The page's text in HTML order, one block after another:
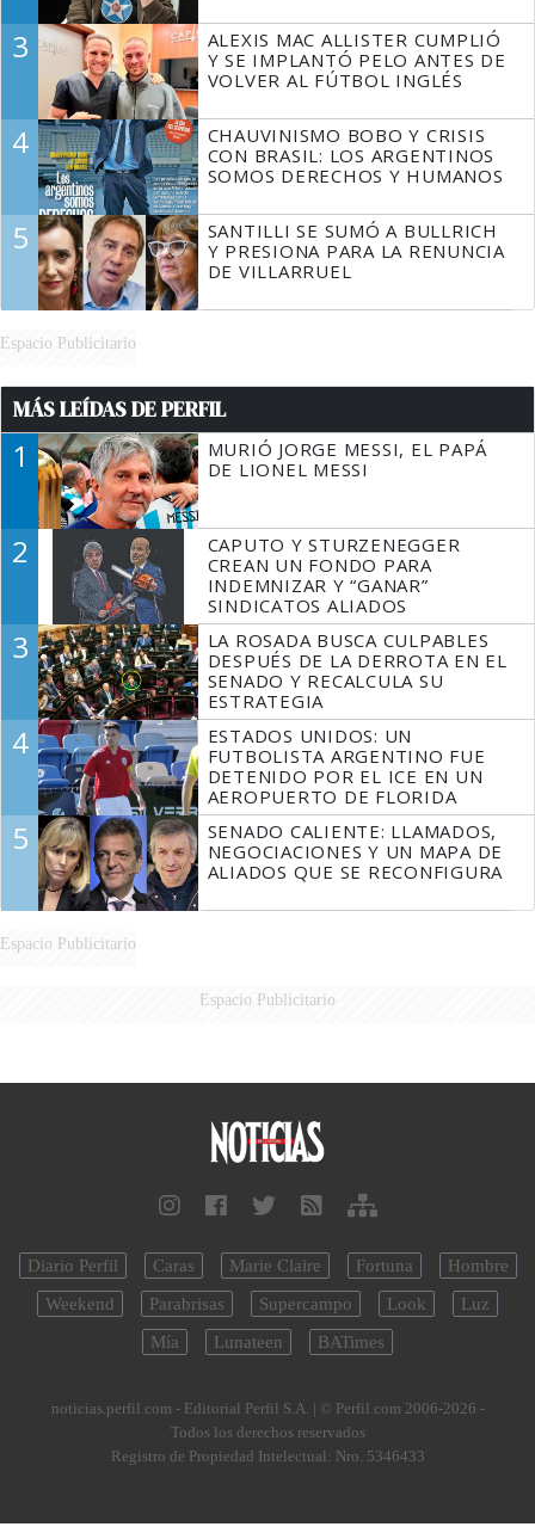
3
ALEXIS MAC ALLISTER CUMPLIÓ
Y SE IMPLANTÓ PELO ANTES DE
VOLVER AL FÚTBOL INGLÉS
4
CHAUVINISMO BOBO Y CRISIS
CON BRASIL: LOS ARGENTINOS
SOMOS DERECHOS Y HUMANOS
5
SANTILLI SE SUMÓ A BULLRICH
Y PRESIONA PARA LA RENUNCIA
DE VILLARRUEL
Espacio Publicitario
MÁS LEÍDAS DE PERFIL
1
MURIÓ JORGE MESSI, EL PAPÁ
DE LIONEL MESSI
2
CAPUTO Y STURZENEGGER
CREAN UN FONDO PARA
INDEMNIZAR Y “GANAR”
SINDICATOS ALIADOS
3
LA ROSADA BUSCA CULPABLES
DESPUÉS DE LA DERROTA EN EL
SENADO Y RECALCULA SU
ESTRATEGIA
4
ESTADOS UNIDOS: UN
FUTBOLISTA ARGENTINO FUE
DETENIDO POR EL ICE EN UN
AEROPUERTO DE FLORIDA
5
SENADO CALIENTE: LLAMADOS,
NEGOCIACIONES Y UN MAPA DE
ALIADOS QUE SE RECONFIGURA
Espacio Publicitario
Espacio Publicitario
Diario Perfil Caras Marie Claire Fortuna
Hombre
Weekend
Parabrisas Supercampo Look
Luz
Mía
Lunateen BATimes
noticias.perfil.com - Editorial Perfil S.A. | © Perfil.com 2006-2026 -
Todos los derechos reservados
Registro de Propiedad Intelectual: Nro. 5346433